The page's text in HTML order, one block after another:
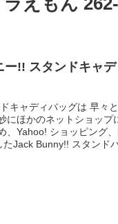
!! スタンドキャデ
キャディバッグは 早々
にほかのネットショップ
、Yahoo! ショッピング
Jack Bunny!! スタンドバ